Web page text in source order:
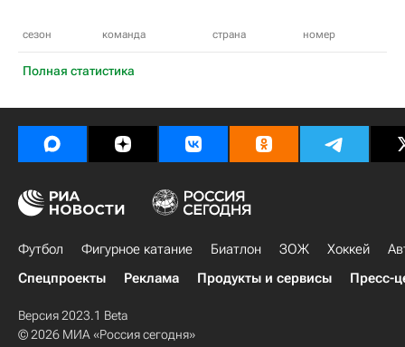
сезон команда страна номер
Полная статистика
Футбол Фигурное катание Биатлон ЗОЖ Хоккей
Спецпроекты
Реклама Продукты и сервисы Пресс-
Версия 2023.1 Beta
© 2026 МИА «Россия сегодня»